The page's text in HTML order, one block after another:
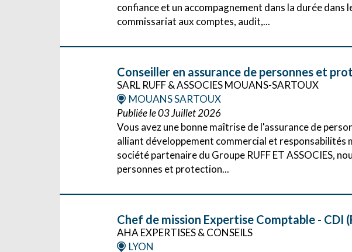
confiance et un accompagnement dans la durée dans
commissariat aux comptes, audit,...
Conseiller en assurance de personnes et
SARL RUFF & ASSOCIES MOUANS-SARTOUX
MOUANS SARTOUX
Publiée le 03 Juillet 2026
Vous avez une bonne maîtrise de l'assurance de
alliant développement commercial et responsabilités
société partenaire du Groupe RUFF ET ASSOCIES,
personnes et protection...
Chef de mission Expertise Comptable - CDI
AHA EXPERTISES & CONSEILS
LYON